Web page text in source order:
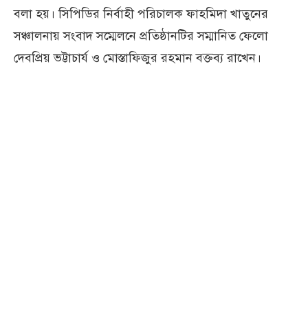
বলা হয়। সিপিডির নির্বাহী পরিচালক ফাহমিদা খাতুনের
সঞ্চালনায় সংবাদ সম্মেলনে প্রতিষ্ঠানটির সম্মানিত ফেলো
দেবপ্রিয় ভট্টাচার্য ও মোস্তাফিজুর রহমান বক্তব্য রাখেন।